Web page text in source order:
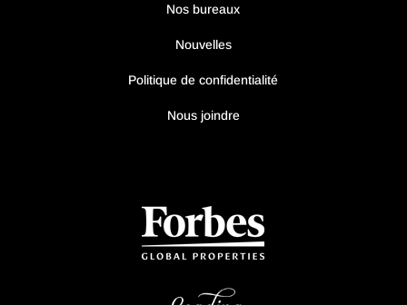
Nos bureaux
Nouvelles
Politique de confidentialité
Nous joindre